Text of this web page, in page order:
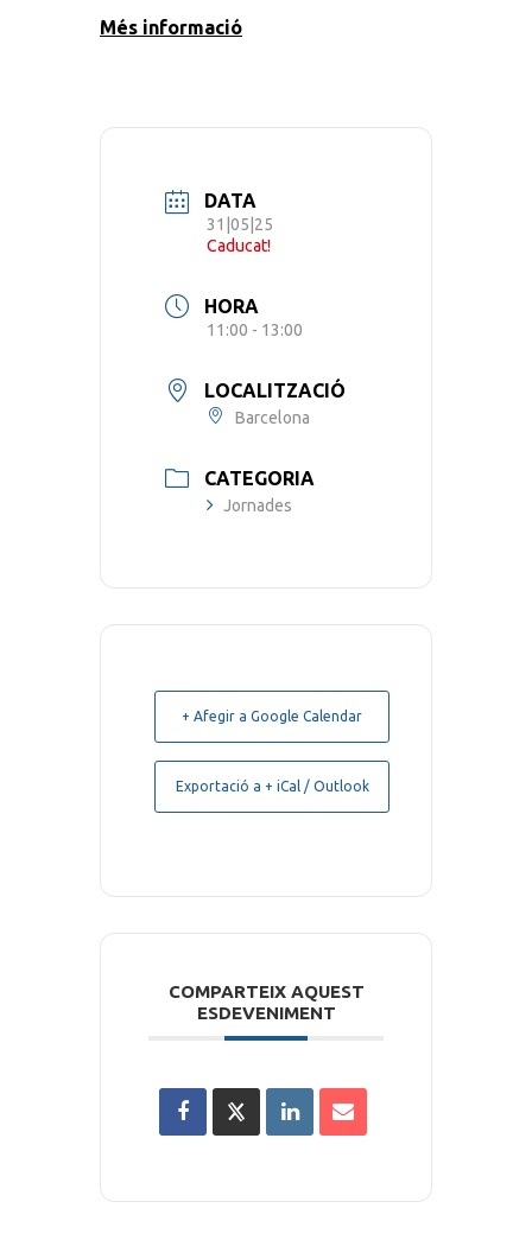
Més informació
DATA
31|05|25
Caducat!
HORA
11:00 - 13:00
LOCALITZACIÓ
Barcelona
CATEGORIA
Jornades
+ Afegir a Google Calendar
Exportació a + iCal / Outlook
COMPARTEIX AQUEST
ESDEVENIMENT